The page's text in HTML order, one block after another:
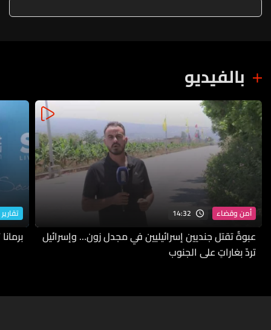
بالفيديو
أمن وقضاء 14:32
عبوةٌ تقتل جنديين إسرائيليين في مجدل زون… وإسرائيل
تردّ بغاراتٍ على الجنوب